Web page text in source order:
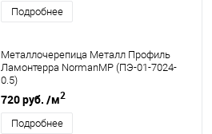
Подробнее
Металлочерепица Металл Профиль
Ламонтерра NormanMP (ПЭ-01-7024-
0.5)
720 руб. /м2
Подробнее